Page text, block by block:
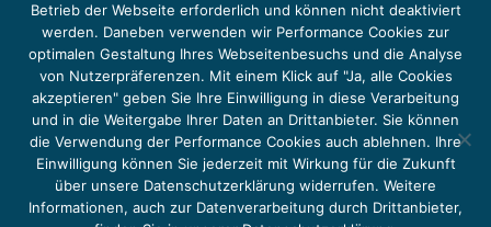
Das Projekt YOUNG ENERGY EUROPE wird gefördert durch die Europäische Klimaschutzinitiative (EUKI).
Die EUKI ist ein Förderinstrument des deutschen Bundesministeriums für Umwelt, Klimaschutz,
Naturschutz und nukleare Sicherheit (BMUKN). Übergeordnetes Ziel der EUKI ist eine Intensivierung des
grenzüberschreitenden Dialogs sowie des Wissens- und Erfahrungsaustauschs in der Europäischen Union,
um gemeinsam die Umsetzung des Paris Abkommens voranzutreiben.
Betrieb der Webseite erforderlich und können nicht deaktiviert
werden. Daneben verwenden wir Performance Cookies zur
optimalen Gestaltung Ihres Webseitenbesuchs und die Analyse
von Nutzerpräferenzen. Mit einem Klick auf "Ja, alle Cookies
akzeptieren" geben Sie Ihre Einwilligung in diese Verarbeitung
und in die Weitergabe Ihrer Daten an Drittanbieter. Sie können
die Verwendung der Performance Cookies auch ablehnen. Ihre
Einwilligung können Sie jederzeit mit Wirkung für die Zukunft
über unsere Datenschutzerklärung widerrufen. Weitere
Informationen, auch zur Datenverarbeitung durch Drittanbieter,